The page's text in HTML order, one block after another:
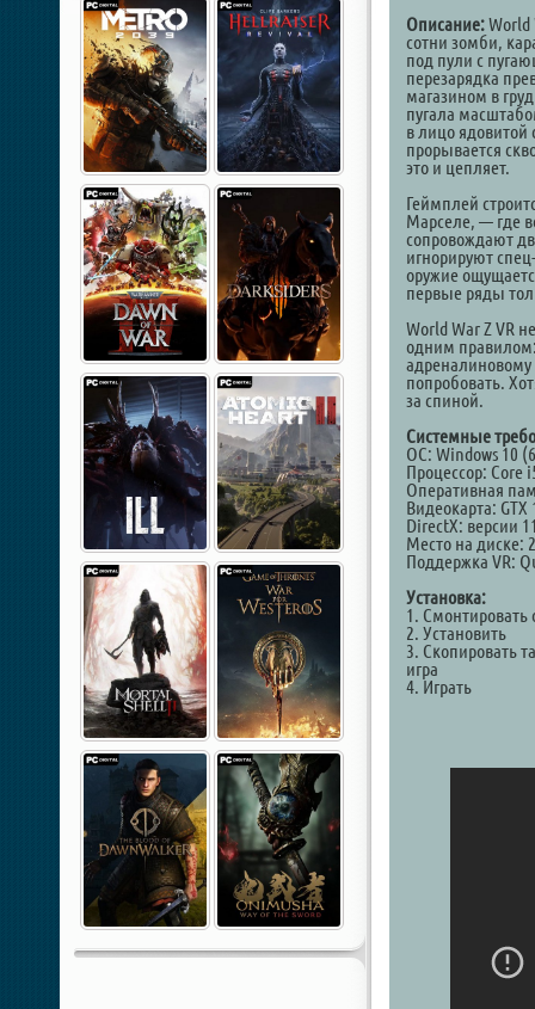
Описание:World
сотни зомби,
под пули с
перезарядка
магазином в
пугала
в лицо ядовитой
прорывается
это и цепляет.
Геймплей
Марселе, — где
сопровождают
игнорируют
оружие
первые ряды
World War Z VR
одним
адреналиновому
попробовать.
за спиной.
Системные
ОС: Windows 10
Процессор: Core
Оперативная
Видеокарта: GTX
DirectX: версии
Место на диске:
Поддержка VR:
Установка:
1. Смонтировать
2. Установить
3. Скопировать
игра
4. Играть